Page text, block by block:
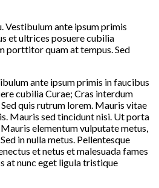
Vestibulum ante ipsum primis
et ultrices posuere cubilia
porttitor quam at tempus. Sed
ante ipsum primis in faucibus
cubilia Curae; Cras interdum
quis rutrum lorem. Mauris vitae
Mauris sed tincidunt nisi. Ut porta
elementum vulputate metus,
in nulla metus. Pellentesque
et netus et malesuada fames
at nunc eget ligula tristique